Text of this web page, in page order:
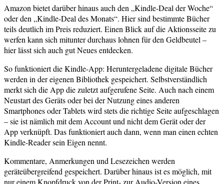
Amazon bietet darüber hinaus auch den „Kindle-Deal der Woche“
oder den „Kindle-Deal des Monats“. Hier sind bestimmte Bücher
teils deutlich im Preis reduziert. Einen Blick auf die Aktionsseite zu
werfen kann sich mitunter durchaus lohnen für den Geldbeutel –
hier lässt sich auch gut Neues entdecken.
So funktioniert die Kindle-App: Heruntergeladene digitale Bücher
werden in der eigenen Bibliothek gespeichert. Selbstverständlich
merkt sich die App die zuletzt aufgerufene Seite. Auch nach einem
Neustart des Geräts oder bei der Nutzung eines anderen
Smartphones oder Tablets wird stets die richtige Seite aufgeschlagen
– sie ist nämlich mit dem Account und nicht dem Gerät oder der
App verknüpft. Das funktioniert auch dann, wenn man einen echten
Kindle-Reader sein Eigen nennt.
Kommentare, Anmerkungen und Lesezeichen werden
geräteübergreifend gespeichert. Darüber hinaus ist es möglich, mit
nur einem Knopfdruck von der Print- zur Audio-Version eines